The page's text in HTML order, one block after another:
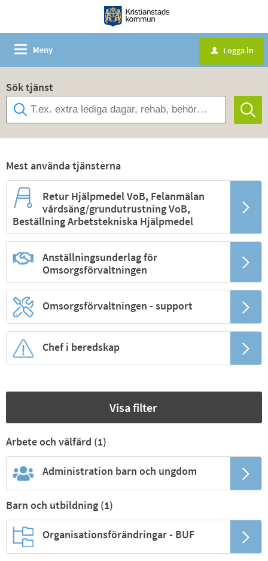
Meny u Logga in
Sök tjänst
Mest använda tjänsterna
Retur Hjälpmedel VoB, Felanmälan
vårdsäng/grundutrustning VoB,
Beställning Arbetstekniska Hjälpmedel
Anställningsunderlag för
Omsorgsförvaltningen
Omsorgsförvaltningen - support
Chef i beredskap
Visa filter
Arbete och välfärd (1)
Administration barn och ungdom
Barn och utbildning (1)
Organisationsförändringar - BUF